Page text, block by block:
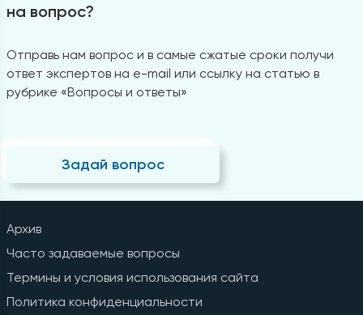
на вопрос?
Отправь нам вопрос и в самые сжатые сроки получи
ответ экспертов на e-mail или ссылку на статью в
рубрике «Вопросы и ответы»
Задай вопрос
Архив
Часто задаваемые вопросы
Термины и условия использования сайта
Политика конфиденциальности